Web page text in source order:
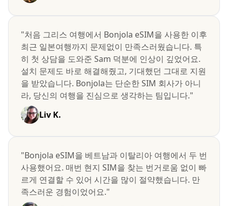
"처음 그리스 여행에서 Bonjola eSIM을 사용한 이후
최근 일본여행까지 문제없이 만족스러웠습니다. 특
히 첫 상담을 도와준 Sam 덕분에 인상이 깊었어요.
설치 문제도 바로 해결해줬고, 기대했던 그대로 지원
을 받았습니다. Bonjola는 단순한 SIM 회사가 아니
라, 당신의 여행을 진심으로 생각하는 팀입니다."
Liv K.
"Bonjola eSIM을 베트남과 이탈리아 여행에서 두 번
사용했어요. 매번 현지 SIM을 찾는 번거로움 없이 빠
르게 연결할 수 있어 시간을 많이 절약했습니다. 만
족스러운 경험이었어요."